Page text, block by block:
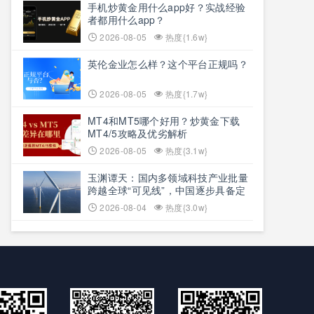
手机炒黄金用什么app好？实战经验
者都用什么app？
2026-08-05 热度{1.6w}
英伦金业怎么样？这个平台正规吗？
2026-08-05 热度{1.7w}
MT4和MT5哪个好用？炒黄金下载
MT4/5攻略及优劣解析
2026-08-05 热度{3.1w}
玉渊谭天：国内多领域科技产业批量
跨越全球“可见线”，中国逐步具备定
义全球新产品与产业方向的能力
2026-08-04 热度{3.0w}